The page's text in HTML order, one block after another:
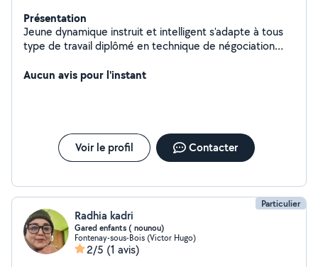
Présentation
Jeune dynamique instruit et intelligent s'adapte à tous
type de travail diplômé en technique de négociation
d'avocat Peut assurer tous types bricolage
Aucun avis pour l'instant
Voir le profil Contacter
Particulier
Radhia kadri
Gared enfants ( nounou)
Fontenay-sous-Bois (Victor Hugo)
2/5 (1 avis)